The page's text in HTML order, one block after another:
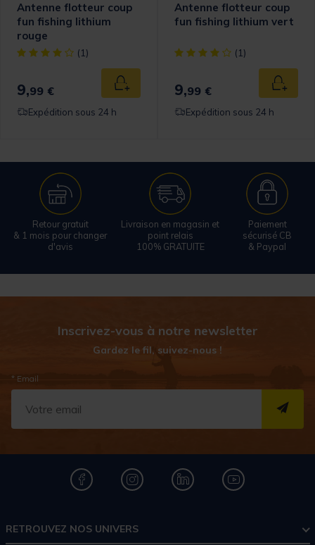
Antenne flotteur coup
fun fishing lithium
rouge
[object Object] out of 5 Customer Rating
(1)
9,99 € Ajouter au panier
Expédition sous 24 h
Antenne flotteur coup
fun fishing lithium vert
[object Object] out of 5
(1)
9,99 €
Expédition sous 24 h
Retour gratuit
& 1 mois pour changer
d'avis
Livraison en magasin et
point relais
100% GRATUITE
Paiement
sécurisé CB
& Paypal
Inscrivez-vous à notre newsletter
Gardez le fil, suivez-nous !
* Email
RETROUVEZ NOS UNIVERS